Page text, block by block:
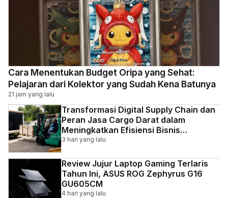
Cara Menentukan Budget Oripa yang Sehat:
Pelajaran dari Kolektor yang Sudah Kena Batunya
21 jam yang lalu
Transformasi Digital Supply Chain dan
Peran Jasa Cargo Darat dalam
Meningkatkan Efisiensi Bisnis
Indonesia
3 hari yang lalu
Review Jujur Laptop Gaming Terlaris
Tahun Ini, ASUS ROG Zephyrus G16
GU605CM
4 hari yang lalu